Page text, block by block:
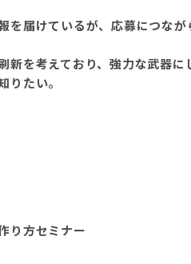
を届けているが、応募につなが
を考えており、強力な武器に
りたい。
り方セミナー